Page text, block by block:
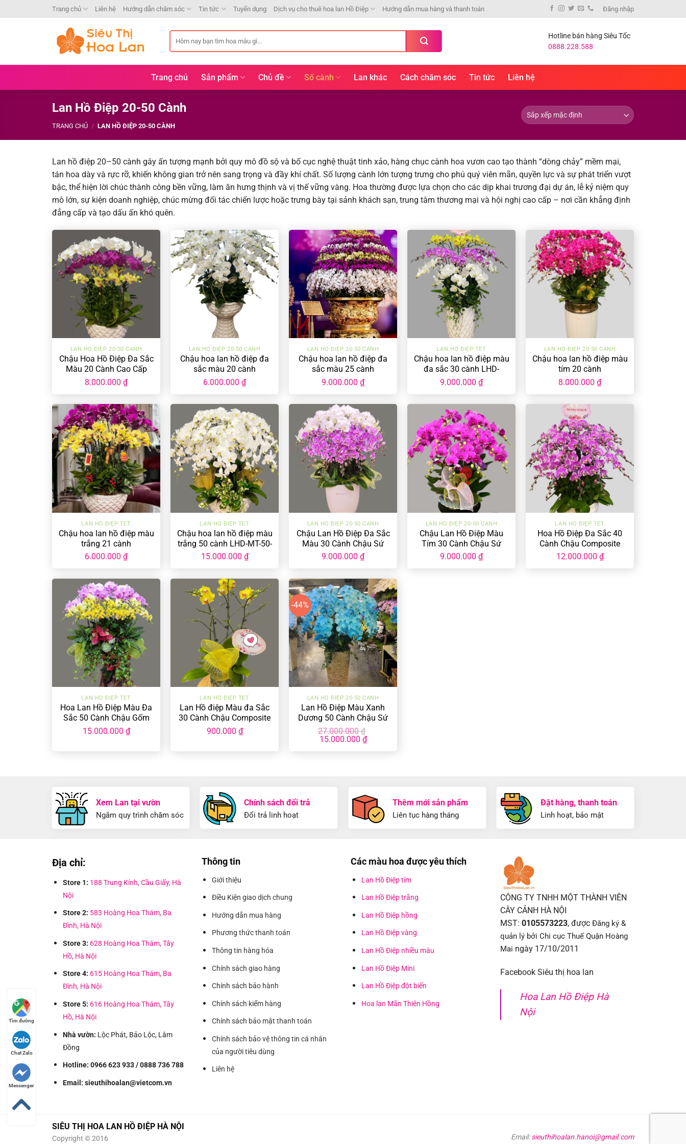
Trang chủ Liên hệ Hướng dẫn chăm sóc Tin tức Tuyển dụng Dịch vụ cho thuê hoa lan Hồ Điệp Hướng dẫn mua hàng và thanh toán Đăng nhập
Tìm
kiếm:
Hotline bán hàng Siêu Tốc
0888.228.588
Trang chủ Sản phẩm Chủ đề Số cành Lan khác Cách chăm sóc Tin tức Liên hệ
Lan Hồ Điệp 20-50 Cành
TRANG CHỦ / LAN HỒ ĐIỆP 20-50 CÀNH
Lan hồ điệp 20–50 cành gây ấn tượng mạnh bởi quy mô đồ sộ và bố cục nghệ thuật tinh xảo, hàng chục cành hoa vươn cao tạo thành “dòng chảy” mềm mại,
tán hoa dày và rực rỡ, khiến không gian trở nên sang trọng và đầy khí chất. Số lượng cành lớn tượng trưng cho phú quý viên mãn, quyền lực và sự phát triển vượt
bậc, thể hiện lời chúc thành công bền vững, làm ăn hưng thịnh và vị thế vững vàng. Hoa thường được lựa chọn cho các dịp khai trương đại dự án, lễ kỷ niệm quy
mô lớn, sự kiện doanh nghiệp, chúc mừng đối tác chiến lược hoặc trưng bày tại sảnh khách sạn, trung tâm thương mại và hội nghị cao cấp – nơi cần khẳng định
đẳng cấp và tạo dấu ấn khó quên.
LAN HỒ ĐIỆP 20-50 CÀNH
Chậu Hoa Hồ Điệp Đa Sắc
Màu 20 Cành Cao Cấp
LHD-ĐS-20-CC-02
8.000.000 ₫
LAN HỒ ĐIỆP 20-50 CÀNH
Chậu hoa lan hồ điệp đa
sắc màu 20 cành
6.000.000 ₫
+
LAN HỒ ĐIỆP 20-50 CÀNH
Chậu hoa lan hồ điệp đa
sắc màu 25 cành
9.000.000 ₫
LAN HỒ ĐIỆP TẾT
Chậu hoa lan hồ điệp màu
đa sắc 30 cành LHD-
MĐ-30-CC-02
9.000.000 ₫
LAN HỒ ĐIỆP 20-50 CÀNH
Chậu hoa lan hồ điệp màu
tím 20 cành
8.000.000 ₫
+
LAN HỒ ĐIỆP TẾT
Chậu hoa lan hồ điệp màu
trắng 21 cành
6.000.000 ₫
LAN HỒ ĐIỆP TẾT
Chậu hoa lan hồ điệp màu
trắng 50 cành LHD-MT-50-
CS-02-01
15.000.000 ₫
LAN HỒ ĐIỆP 20-50 CÀNH
Chậu Lan Hồ Điệp Đa Sắc
Màu 30 Cành Chậu Sứ
LHD-ĐS-30-CS-01
9.000.000 ₫
LAN HỒ ĐIỆP 20-50 CÀNH
Chậu Lan Hồ Điệp Màu
Tím 30 Cành Chậu Sứ
LHD-MT-30-CS-01
9.000.000 ₫
LAN HỒ ĐIỆP TẾT
Hoa Hồ Điệp Đa Sắc 40
Cành Chậu Composite
LHD-MĐ-40-CC-01
12.000.000 ₫
LAN HỒ ĐIỆP TẾT
Hoa Lan Hồ Điệp Màu Đa
Sắc 50 Cành Chậu Gốm
LHD-MĐ-50-CG-01
15.000.000 ₫
+
LAN HỒ ĐIỆP TẾT
Lan Hồ điệp Màu đa Sắc
30 Cành Chậu Composite
LHD-MĐ-30-CC-01
900.000 ₫
-44%
+
LAN HỒ ĐIỆP 20-50 CÀNH
Lan Hồ Điệp Màu Xanh
Dương 50 Cành Chậu Sứ
LHD-MX-50-CS-01
27.000.000₫
Giá
là:
15.000.000 ₫Giá
hiện
tại
Xem Lan tại vườn
Ngắm quy trình chăm sóc
Chính sách đổi trả
Đổi trả linh hoạt
Thêm mới sản phẩm
Liên tục hàng tháng
Đặt hàng, thanh toán
Linh hoạt, bảo mật
Địa chỉ:
Store 1: 188 Trung Kính, Cầu Giấy, Hà
Nội
Store 2: 583 Hoàng Hoa Thám, Ba
Đình, Hà Nội
Store 3: 628 Hoàng Hoa Thám, Tây
Hồ, Hà Nội
Store 4: 615 Hoàng Hoa Thám, Ba
Đình, Hà Nội
Store 5: 616 Hoàng Hoa Thám, Tây
Hồ, Hà Nội
Nhà vườn: Lộc Phát, Bảo Lộc, Lâm
Đồng
Hotline: 0966 623 933 / 0888 736 788
Email: sieuthihoalan@vietcom.vn
Thông tin
Giới thiệu
Điều Kiện giao dịch chung
Hướng dẫn mua hàng
Phương thức thanh toán
Thông tin hàng hóa
Chính sách giao hàng
Chính sách bảo hành
Chính sách kiểm hàng
Chính sách bảo mật thanh toán
Chính sách bảo vệ thông tin cá nhân
của người tiêu dùng
Liên hệ
Các màu hoa được yêu thích
Lan Hồ Điệp tím
Lan Hồ Điệp trắng
Lan Hồ Điệp hồng
Lan Hồ Điệp vàng
Lan Hồ Điệp nhiều màu
Lan Hồ Điệp Mini
Lan Hồ Điệp đột biến
Hoa lan Mãn Thiên Hồng
CÔNG TY TNHH MỘT THÀNH VIÊN
CÂY CẢNH HÀ NỘI
MST: 0105573223, được Đăng ký &
quản lý bởi Chi cục Thuế Quận Hoàng
Mai ngày 17/10/2011
Facebook Siêu thị hoa lan
Hoa Lan Hồ Điệp Hà
Nội
Email:sieuthihoalan.hanoi@gmail.com
SIÊU THỊ HOA LAN HỒ ĐIỆP HÀ NỘI
Copyright © 2016
Tìm đường
Chat Zalo
Messenger